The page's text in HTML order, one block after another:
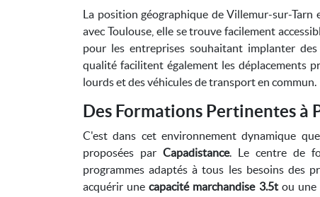
La position géographique de Villemur-sur-
avec Toulouse, elle se trouve facilement
pour les entreprises souhaitant implanter
qualité facilitent également les déplacements
lourds et des véhicules de transport en commun.
Des Formations Pertinentes à
C'est dans cet environnement dynamique
proposées par Capadistance. Le centre de
programmes adaptés à tous les besoins des
acquérir unecapacité marchandise 3.5tou une